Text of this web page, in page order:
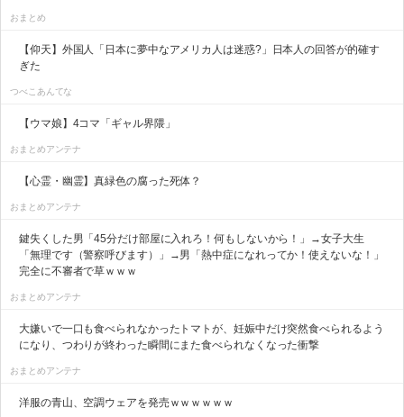
おまとめ
【仰天】外国人「日本に夢中なアメリカ人は迷惑?」日本人の回答が的確す
ぎた
つべこあんてな
【ウマ娘】4コマ「ギャル界隈」
おまとめアンテナ
【心霊・幽霊】真緑色の腐った死体？
おまとめアンテナ
鍵失くした男「45分だけ部屋に入れろ！何もしないから！」→女子大生
「無理です（警察呼びます）」→男「熱中症になれってか！使えないな！」
完全に不審者で草ｗｗｗ
おまとめアンテナ
大嫌いで一口も食べられなかったトマトが、妊娠中だけ突然食べられるよう
になり、つわりが終わった瞬間にまた食べられなくなった衝撃
おまとめアンテナ
洋服の青山、空調ウェアを発売ｗｗｗｗｗｗ